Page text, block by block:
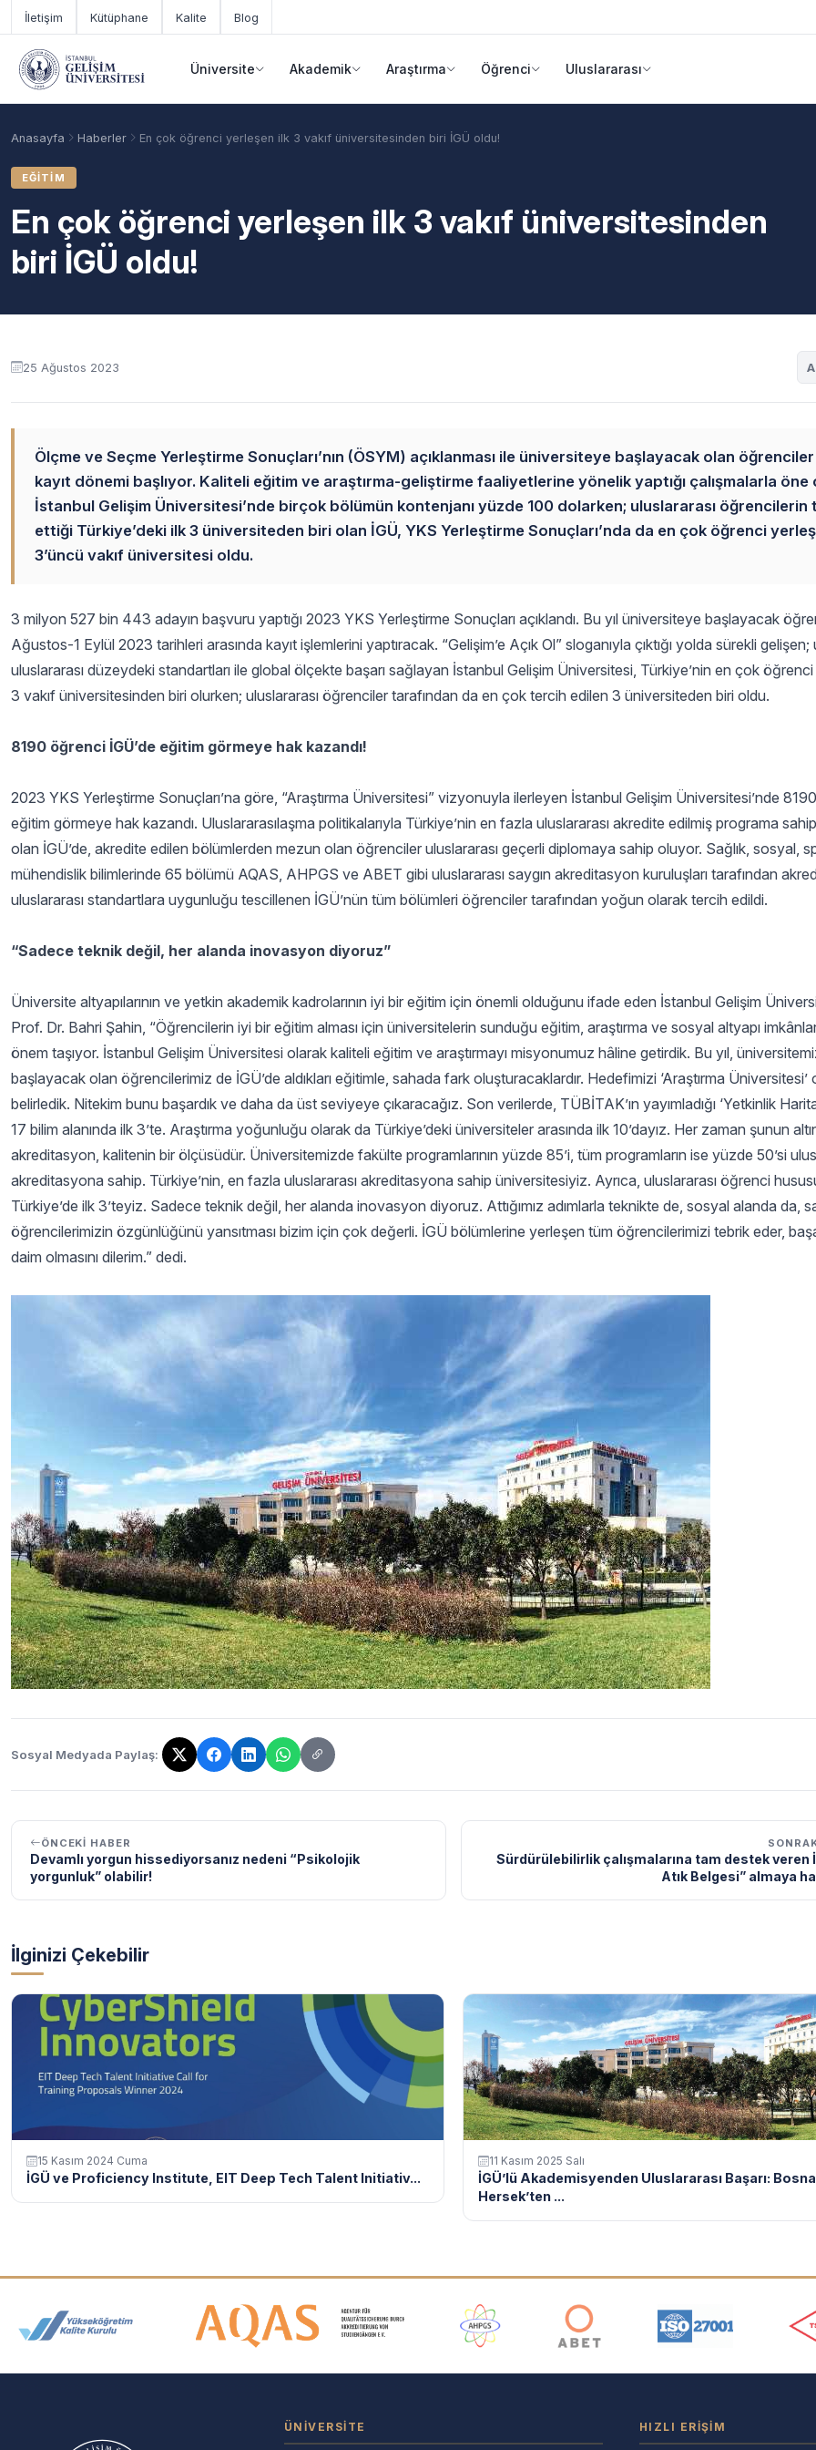
Ana içeriğe geç
İletişim Kütüphane Kalite Blog
Üniversite Akademik Araştırma Öğrenci Uluslararası
Anasayfa Haberler En çok öğrenci yerleşen ilk 3 vakıf üniversitesinden biri İGÜ oldu!
EĞITIM
En çok öğrenci yerleşen ilk 3 vakıf üniversitesinden
biri İGÜ oldu!
25 Ağustos 2023
Ölçme ve Seçme Yerleştirme Sonuçları’nın (ÖSYM) açıklanması ile üniversiteye başlayacak olan
kayıt dönemi başlıyor. Kaliteli eğitim ve araştırma-geliştirme faaliyetlerine yönelik yaptığı çalışmalarla öne
İstanbul Gelişim Üniversitesi’nde birçok bölümün kontenjanı yüzde 100 dolarken; uluslararası öğrencilerin
ettiği Türkiye’deki ilk 3 üniversiteden biri olan İGÜ, YKS Yerleştirme Sonuçları’nda da en çok öğrenci
3’üncü vakıf üniversitesi oldu.
3 milyon 527 bin 443 adayın başvuru yaptığı 2023 YKS Yerleştirme Sonuçları açıklandı. Bu yıl üniversiteye başlayacak
Ağustos-1 Eylül 2023 tarihleri arasında kayıt işlemlerini yaptıracak. “Gelişim’e Açık Ol” sloganıyla çıktığı yolda sürekli gelişen;
uluslararası düzeydeki standartları ile global ölçekte başarı sağlayan İstanbul Gelişim Üniversitesi, Türkiye’nin en çok
3 vakıf üniversitesinden biri olurken; uluslararası öğrenciler tarafından da en çok tercih edilen 3 üniversiteden biri oldu.
8190 öğrenci İGÜ’de eğitim görmeye hak kazandı!
2023 YKS Yerleştirme Sonuçları’na göre, “Araştırma Üniversitesi” vizyonuyla ilerleyen İstanbul Gelişim Üniversitesi’nde
eğitim görmeye hak kazandı. Uluslararasılaşma politikalarıyla Türkiye’nin en fazla uluslararası akredite edilmiş programa
olan İGÜ’de, akredite edilen bölümlerden mezun olan öğrenciler uluslararası geçerli diplomaya sahip oluyor. Sağlık, sosyal,
mühendislik bilimlerinde 65 bölümü AQAS, AHPGS ve ABET gibi uluslararası saygın akreditasyon kuruluşları tarafından
uluslararası standartlara uygunluğu tescillenen İGÜ’nün tüm bölümleri öğrenciler tarafından yoğun olarak tercih edildi.
“Sadece teknik değil, her alanda inovasyon diyoruz”
Üniversite altyapılarının ve yetkin akademik kadrolarının iyi bir eğitim için önemli olduğunu ifade eden İstanbul Gelişim
Prof. Dr. Bahri Şahin, “Öğrencilerin iyi bir eğitim alması için üniversitelerin sunduğu eğitim, araştırma ve sosyal altyapı
önem taşıyor. İstanbul Gelişim Üniversitesi olarak kaliteli eğitim ve araştırmayı misyonumuz hâline getirdik. Bu yıl,
başlayacak olan öğrencilerimiz de İGÜ’de aldıkları eğitimle, sahada fark oluşturacaklardır. Hedefimizi ‘Araştırma Üniversitesi’
belirledik. Nitekim bunu başardık ve daha da üst seviyeye çıkaracağız. Son verilerde, TÜBİTAK’ın yayımladığı ‘Yetkinlik
17 bilim alanında ilk 3’te. Araştırma yoğunluğu olarak da Türkiye’deki üniversiteler arasında ilk 10’dayız. Her zaman şunun
akreditasyon, kalitenin bir ölçüsüdür. Üniversitemizde fakülte programlarının yüzde 85’i, tüm programların ise yüzde 50’si
akreditasyona sahip. Türkiye’nin, en fazla uluslararası akreditasyona sahip üniversitesiyiz. Ayrıca, uluslararası öğrenci
Türkiye’de ilk 3’teyiz. Sadece teknik değil, her alanda inovasyon diyoruz. Attığımız adımlarla teknikte de, sosyal alanda da,
öğrencilerimizin özgünlüğünü yansıtması bizim için çok değerli. İGÜ bölümlerine yerleşen tüm öğrencilerimizi tebrik eder,
daim olmasını dilerim.” dedi.
Sosyal Medyada Paylaş:
Bağlantı kopyalandı!
ÖNCEKI HABER
Devamlı yorgun hissediyorsanız nedeni “Psikolojik
yorgunluk” olabilir!
Sürdürülebilirlik çalışmalarına tam destek veren
Atık Belgesi” almaya
İlginizi Çekebilir
15 Kasım 2024 Cuma
İGÜ ve Proficiency Institute, EIT Deep Tech Talent Initiativ...
11 Kasım 2025 Salı
İGÜ’lü Akademisyenden Uluslararası Başarı:
Hersek’ten ...
Akreditasyon ve Üyelik Logoları
ÜNIVERSITE HIZLI ERIŞIM